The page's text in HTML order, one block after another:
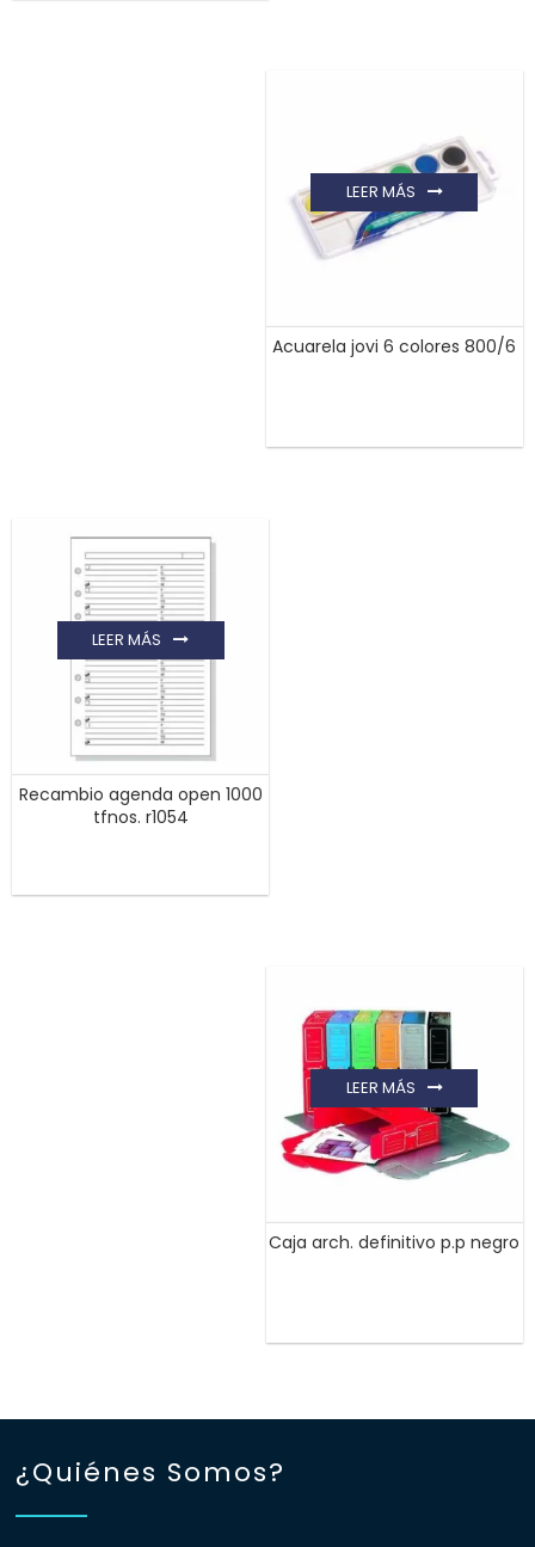
Acuarela jovi 6 colores 800/6
LEER MÁS
Recambio agenda open 1000
tfnos. r1054
LEER MÁS
Caja arch. definitivo p.p negro
LEER MÁS
¿Quiénes Somos?